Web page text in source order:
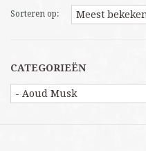
Sorteren op:
CATEGORIEËN